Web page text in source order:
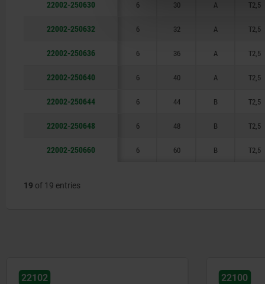
22002-250630 6 30 A T2,5
22002-250632 6 32 A T2,5
22002-250636 6 36 A T2,5
22002-250640 6 40 A T2,5
22002-250644 6 44 B T2,5
22002-250648 6 48 B T2,5
22002-250660 6 60 B T2,5
19 of 19 entries
22102 22100